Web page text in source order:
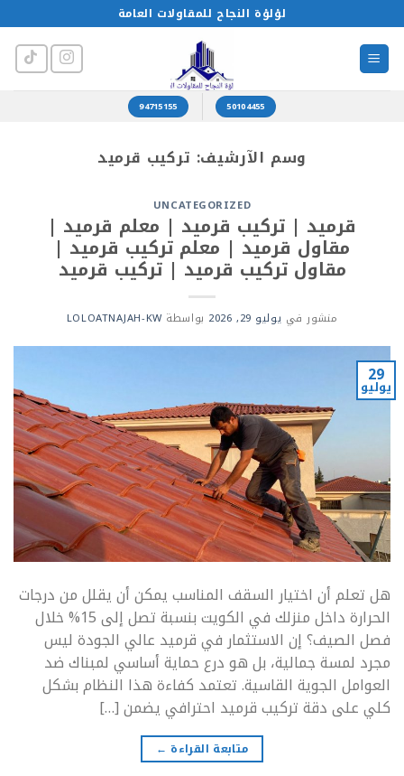
للمحتوى
لؤلؤة النجاح للمقاولات العامة
50104455
94715155
وسم الآرشيف: تركيب قرميد
UNCATEGORIZED
قرميد | تركيب قرميد | معلم قرميد |
مقاول قرميد | معلم تركيب قرميد |
مقاول تركيب قرميد | تركيب قرميد
منشور في يوليو 29, 2026 بواسطةLOLOATNAJAH-KW
29
يوليو
هل تعلم أن اختيار السقف المناسب يمكن أن يقلل من درجات
الحرارة داخل منزلك في الكويت بنسبة تصل إلى 15% خلال
فصل الصيف؟ إن الاستثمار في قرميد عالي الجودة ليس
مجرد لمسة جمالية، بل هو درع حماية أساسي لمبناك ضد
العوامل الجوية القاسية. تعتمد كفاءة هذا النظام بشكل
كلي على دقة تركيب قرميد احترافي يضمن […]
متابعة القراءة ←